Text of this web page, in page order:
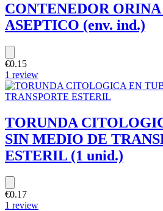
CONTENEDOR ORINA
ASEPTICO (env. ind.)
€0.15
1 review
TORUNDA
SIN MEDIO DE
ESTERIL (1 unid.)
€0.17
1 review